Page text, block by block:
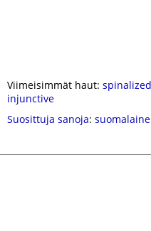
Viimeisimmät haut: spinalized
injunctive
Suosittuja sanoja: